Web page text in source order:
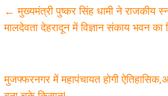
← मुख्यमंत्री पुष्कर सिंह धामी ने राजकीय
मालदेवता देहरादून में विज्ञान संकाय भवन का
मुजफ्फरनगर में महापंचायत होगी